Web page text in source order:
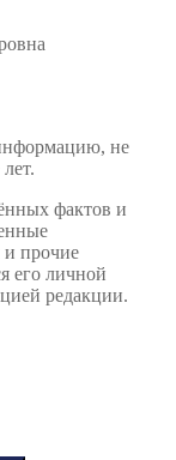
не
фактов и
и прочие
его личной
редакции.